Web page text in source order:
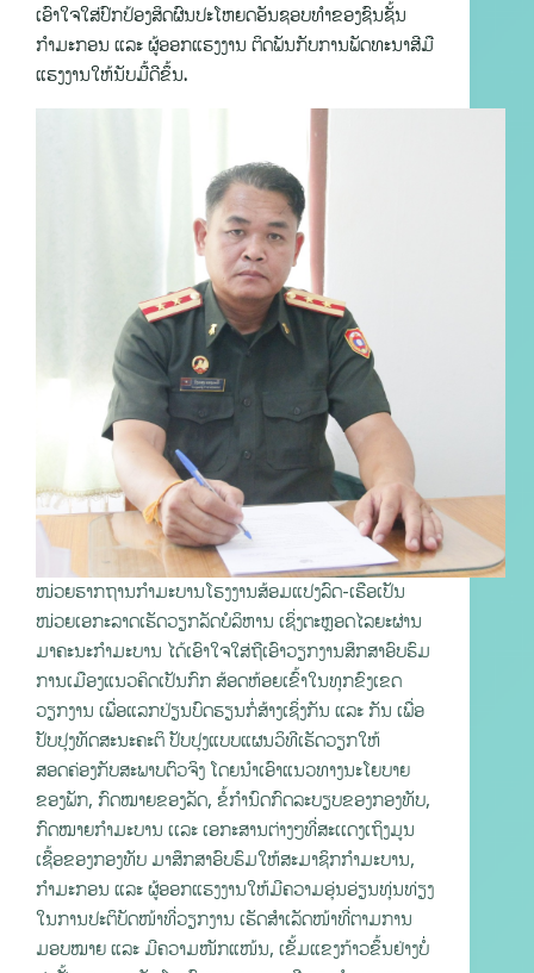
ເອົາໃຈໃສ່ປົກປ້ອງສິດຜົນປະໂຫຍດອັນຊອບທຳຂອງຊົນຊັ້ນ
ກຳມະກອນ ແລະ ຜູ້ອອກແຮງງານ ຕິດພັນກັບການພັດທະນາສີມື
ແຮງງານໃຫ້ນັບມື້ດີຂຶ້ນ.
ໜ່ວຍຮາກຖານກໍາມະບານໂຮງງານສ້ອມແປງລົດ-ເຮືອເປັນ
ໜ່ວຍເອກະລາດເຮັດວຽກລັດບໍລິຫານ ເຊິ່ງຕະຫຼອດໄລຍະຜ່ານ
ມາຄະນະກຳມະບານ ໄດ້ເອົາໃຈໃສ່ຖືເອົາວຽກງານສຶກສາອົບຮົມ
ການເມືອງແນວຄິດເປັນກົກ ສ້ອດຫ້ອຍເຂົ້າໃນທຸກຂົງເຂດ
ວຽກງານ ເພື່ອແລກປ່ຽນບົດຮຽນກໍ່ສ້າງເຊິ່ງກັນ ແລະ ກັນ ເພື່ອ
ປັບປຸງທັດສະນະຄະຕິ ປັບປຸງແບບແຜນວິທີເຮັດວຽກໃຫ້
ສອດຄ່ອງກັບສະພາບຕົວຈິງ ໂດຍນໍາເອົາແນວທາງນະໂຍບາຍ
ຂອງພັກ, ກົດໝາຍຂອງລັດ, ຂໍ້ກໍານົດກົດລະບຽບຂອງກອງທັບ,
ກົດໝາຍກໍາມະບານ ເເລະ ເອກະສານຕ່າງໆທີ່ສະເເດງເຖິງມູນ
ເຊື້ອຂອງກອງທັບ ມາສຶກສາອົບຮົມໃຫ້ສະມາຊິກກໍາມະບານ,
ກຳມະກອນ ແລະ ຜູ້ອອກແຮງງານໃຫ້ມີຄວາມອຸ່ນອ່ຽນທຸ່ນທ່ຽງ
ໃນການປະຕິບັດໜ້າທີ່ວຽກງານ ເຮັດສຳເລັດໜ້າທີ່ຕາມການ
ມອບໝາຍ ແລະ ມີຄວາມໜັກແໜ້ນ, ເຂັ້ມແຂງກ້າວຂຶ້ນຢ່າງບໍ່